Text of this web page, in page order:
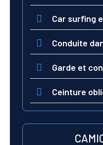
Car surfing
Conduite
Garde et
Ceinture